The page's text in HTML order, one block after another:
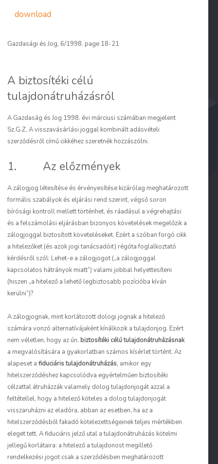
download
Gazdasági és Jog, 6/1998. page 18-21
A biztosítéki célú
tulajdonátruházásról
A Gazdaság és Jog 1998. évi márciusi számában megjelent
Sz.G.Z. A visszavásárlási joggal kombinált adásvételi
szerződésről című cikkéhez szeretnék hozzászólni.
1. Az előzmények
A zálogjog létesítése és érvényesítése kizárólag meghatározott
formális szabályok és eljárási rend szerint, végső soron
bírósági kontroll mellett történhet, és ráadásul a végrehajtási
és a felszámolási eljárásban bizonyos követelések megelőzik a
zálogjoggal biztosított követeléseket. Ezért a szóban forgó cikk
a hitelezőket (és azok jogi tanácsadóit) régóta foglalkoztató
kérdésről szól: Lehet-e a zálogjogot („a zálogjoggal
kapcsolatos hátrányok miatt”) valami jobbal helyettesíteni
(hiszen „a hitelező a lehető legbiztosabb pozícióba kíván
kerülni”)?
A zálogjognak, mint korlátozott dologi jognak a hitelező
számára vonzó alternatívájaként kínálkozik a tulajdonjog. Ezért
nem véletlen, hogy az ún. biztosítéki célú tulajdonátruházásnak
a megvalósítására a gyakorlatban számos kísérlet történt. Az
alapeset a fiduciáris tulajdonátruházás, amikor egy
hitelszerződéshez kapcsolódva egyértelműen biztosítéki
célzattal átruházzák valamely dolog tulajdonjogát azzal a
feltétellel, hogy a hitelező köteles a dolog tulajdonjogát
visszaruházni az eladóra, abban az esetben, ha az a
hitelszerződésből fakadó kötelezettségeinek teljes mértékben
eleget tett. A fiduciáris jelző utal a tulajdonátruházás kötelmi
jellegű korlátaira: a hitelező a tulajdonost megillető
rendelkezési jogot csak a szerződésben meghatározott